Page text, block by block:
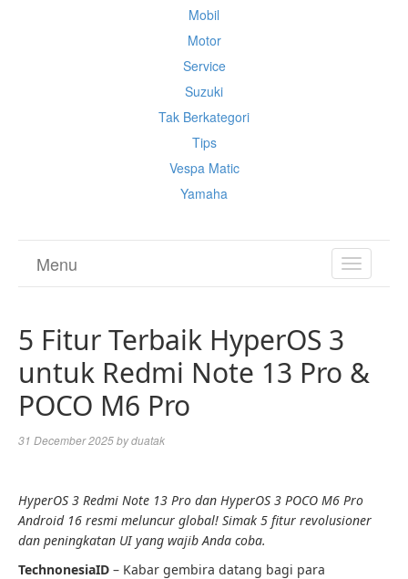
Mobil
Motor
Service
Suzuki
Tak Berkategori
Tips
Vespa Matic
Yamaha
TOGGLE
Menu
5 Fitur Terbaik HyperOS 3
untuk Redmi Note 13 Pro &
POCO M6 Pro
31 December 2025byduatak
HyperOS 3 Redmi Note 13 Pro dan HyperOS 3 POCO M6 Pro
Android 16 resmi meluncur global! Simak 5 fitur revolusioner
dan peningkatan UI yang wajib Anda coba.
TechnonesiaID – Kabar gembira datang bagi para